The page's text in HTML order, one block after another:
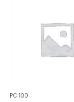
PC 100